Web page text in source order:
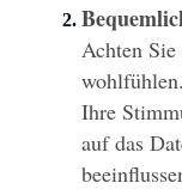
Achten
Ihre
auf das